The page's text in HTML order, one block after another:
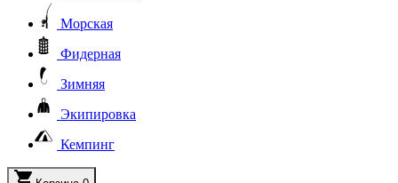
Морская
Фидерная
Зимняя
Экипировка
Кемпинг